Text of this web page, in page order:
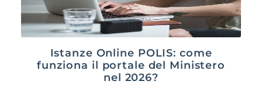
Istanze Online POLIS: come
funziona il portale del Ministero
nel 2026?